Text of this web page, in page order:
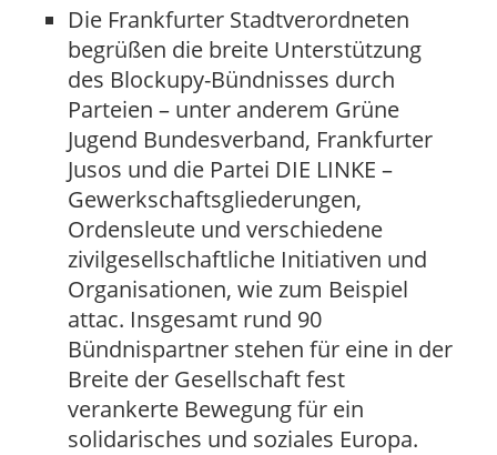
Die Frankfurter Stadtverordneten
begrüßen die breite Unterstützung
des Blockupy-Bündnisses durch
Parteien – unter anderem Grüne
Jugend Bundesverband, Frankfurter
Jusos und die Partei DIE LINKE –
Gewerkschaftsgliederungen,
Ordensleute und verschiedene
zivilgesellschaftliche Initiativen und
Organisationen, wie zum Beispiel
attac. Insgesamt rund 90
Bündnispartner stehen für eine in der
Breite der Gesellschaft fest
verankerte Bewegung für ein
solidarisches und soziales Europa.